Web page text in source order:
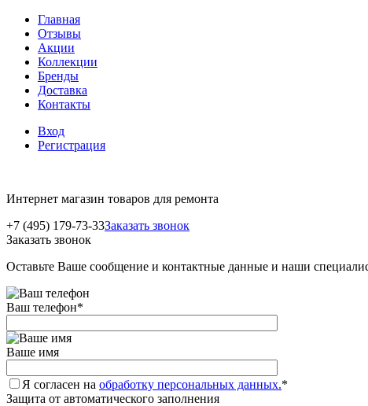
Главная
Отзывы
Акции
Коллекции
Бренды
Доставка
Контакты
Вход
Регистрация
Интернет магазин товаров для ремонта
+7 (495) 179-73-33Заказать звонок
Заказать звонок
Оставьте Ваше сообщение и контактные данные и наши
Ваш телефон*
Ваше имя
Я согласен на обработку персональных данных.*
Защита от автоматического заполнения